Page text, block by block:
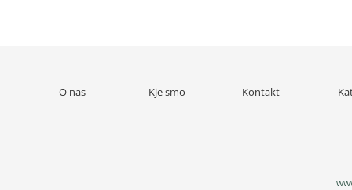
O nas Kje smo Kontakt